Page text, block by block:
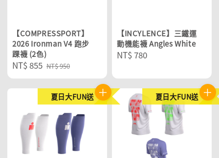
【COMPRESSPORT】
2026 Ironman V4 跑步
踝襪 (2色)
Sale
price
NT$ 855 Regular
price
NT$ 950
【INCYLENCE】三鐵運
動機能襪 Angles White
Regular
NT$ 780
夏日大FUN送 夏日大FUN送